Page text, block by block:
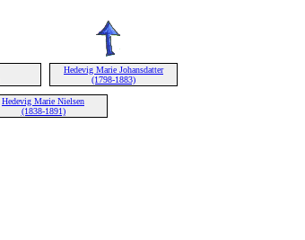
Hedevig Marie Johansdatter
(1798-1883)
Hedevig Marie Nielsen
(1838-1891)